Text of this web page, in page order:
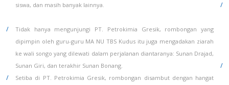
siswa, dan masih banyak lainnya.
Tidak hanya mengunjungi PT. Petrokimia Gresik, rombongan yang
dipimpin oleh guru-guru MA NU TBS Kudus itu juga mengadakan ziarah
ke wali songo yang dilewati dalam perjalanan diantaranya: Sunan Drajad,
Sunan Giri, dan terakhir Sunan Bonang.
Setiba di PT. Petrokimia Gresik, rombongan disambut dengan hangat